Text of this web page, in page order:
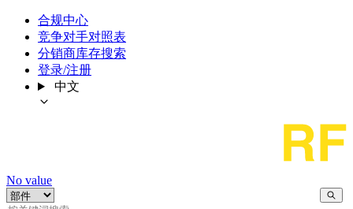
合规中心
竞争对手对照表
分销商库存搜索
登录/注册
中文
No value